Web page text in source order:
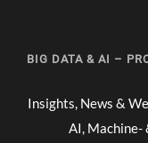
BIG DATA & AI –
Insights, News &
AI, Machine-